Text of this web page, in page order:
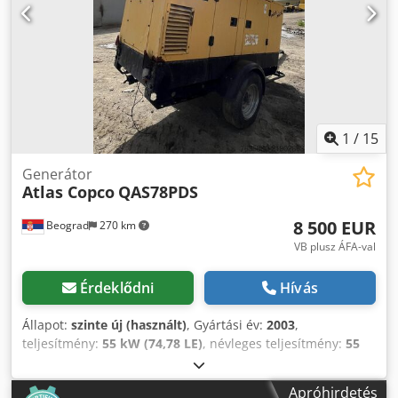
1 / 15
Beograd 270 km
Generátor
Atlas Copco QAS78PDS
8 500 EUR
VB plusz ÁFA-val
Érdeklődni Hívás
Állapot: szinte új (használt), Gyártási év: 2003,
teljesítmény: 55 kW (74,78 LE), névleges teljesítmény: 55
, kitűnő állapot Cedpfxjy Rqmie Alworf
Apróhirdetés